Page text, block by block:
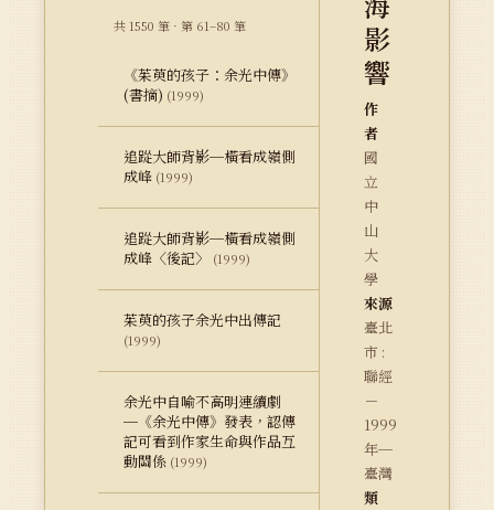
共 1550 筆 · 第 61–80 筆
《茱萸的孩子：余光中傳》
(書摘) (1999)
追踨大師背影─橫看成嶺側
成峰 (1999)
追踨大師背影─橫看成嶺側
成峰〈後記〉
(1999)
茱萸的孩子余光中出傳記
(1999)
余光中自喻不高明連續劇
─《余光中傳》發表，認傳
記可看到作家生命與作品互
動關係 (1999)
影
響
作
者
國
立
中
山
大
學
來源
臺北
市 :
聯經
－
1999
年─
臺灣
類